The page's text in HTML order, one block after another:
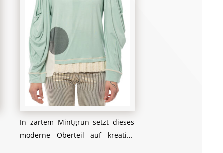
entspannte Silhouette schafft.
Abgerundet wird der Look durch
stilvolle Stiefeletten und eine
ausgefallene Handtasche – ideal
für einen mühelosen, aber
dennoch raffinierten Auftritt.
In zartem Mintgrün setzt dieses
moderne Oberteil auf kreative